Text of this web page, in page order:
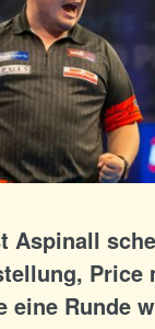
Aspinall
Price
eine Runde